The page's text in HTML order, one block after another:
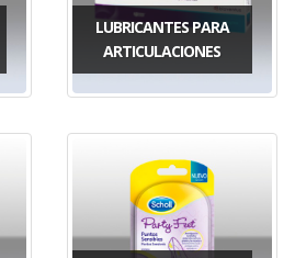
LUBRICANTES PARA
ARTICULACIONES